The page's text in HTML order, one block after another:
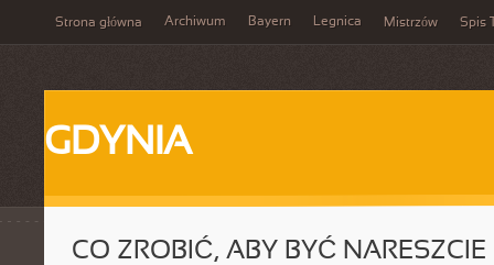
Strona główna Archiwum Bayern Legnica Mistrzów Spis
GDYNIA
CO ZROBIĆ, ABY BYĆ